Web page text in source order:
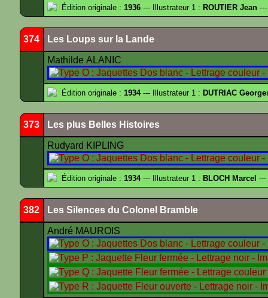
Édition originale : 1936 --- Illustrateur 1 : ROUTIER Jean ---
374 Les Loups sur la Lande
Mathilde ALANIC
Édition originale : 1934--- Illustrateur 1 : DUTRIAC
373 Les plus Belles Histoires
Rudyard KIPLING
Édition originale : 1934--- Illustrateur 1 : BLOCH Marcel ---
382 Les Silences du Colonel Bramble
André MAUROIS